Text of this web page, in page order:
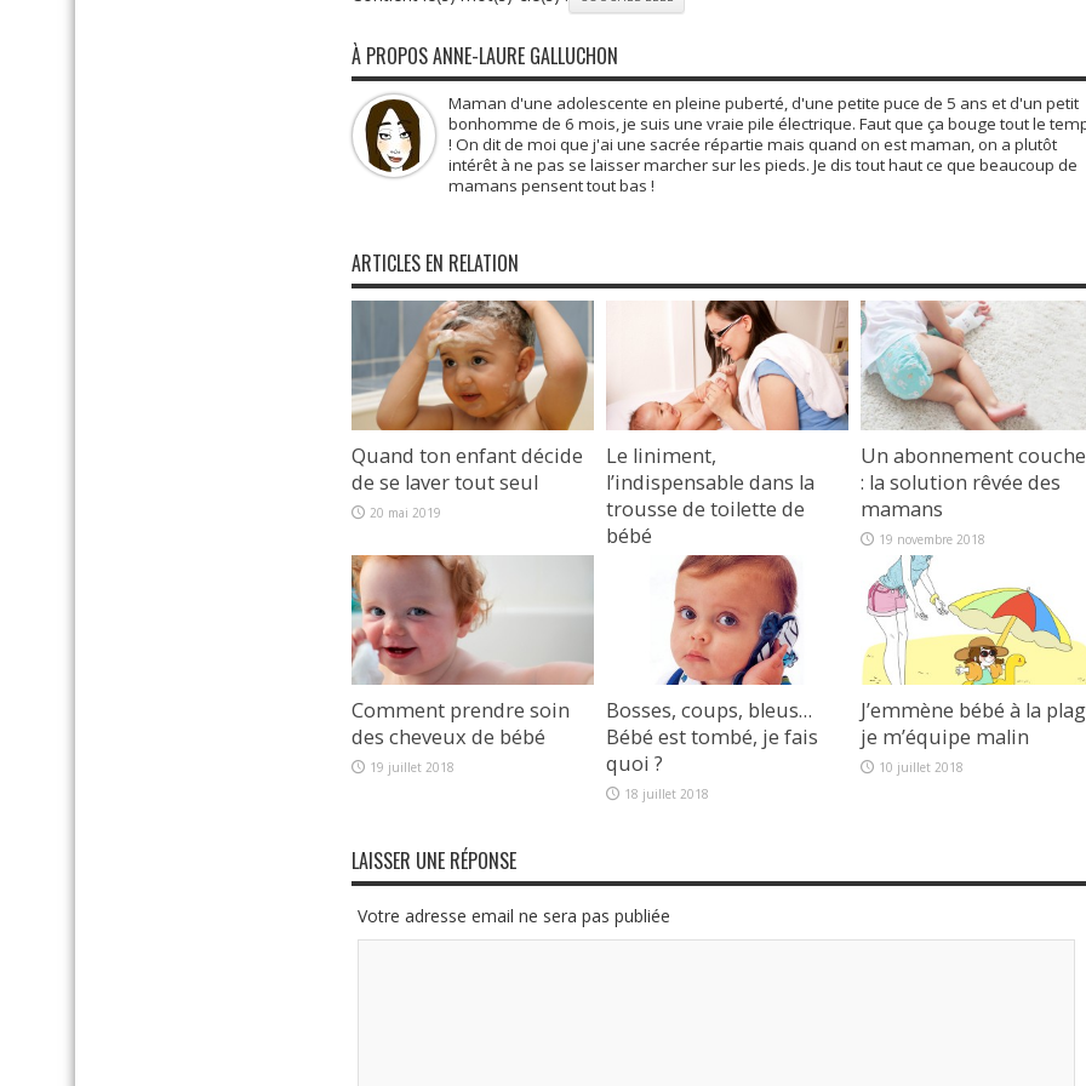
À PROPOS ANNE-LAURE GALLUCHON
Maman d'une adolescente en pleine puberté, d'une petite puce de 5 ans et d'un petit
bonhomme de 6 mois, je suis une vraie pile électrique. Faut que ça bouge tout le
! On dit de moi que j'ai une sacrée répartie mais quand on est maman, on a plutôt
intérêt à ne pas se laisser marcher sur les pieds. Je dis tout haut ce que beaucoup de
mamans pensent tout bas !
ARTICLES EN RELATION
Quand ton enfant décide
de se laver tout seul
20 mai 2019
Le liniment,
l’indispensable dans la
trousse de toilette de
bébé
3 mai 2019
Un abonnement
: la solution rêvée des
mamans
19 novembre 2018
Comment prendre soin
des cheveux de bébé
19 juillet 2018
Bosses, coups, bleus…
Bébé est tombé, je fais
quoi ?
18 juillet 2018
J’emmène bébé à la
je m’équipe malin
10 juillet 2018
LAISSER UNE RÉPONSE
Votre adresse email ne sera pas publiée